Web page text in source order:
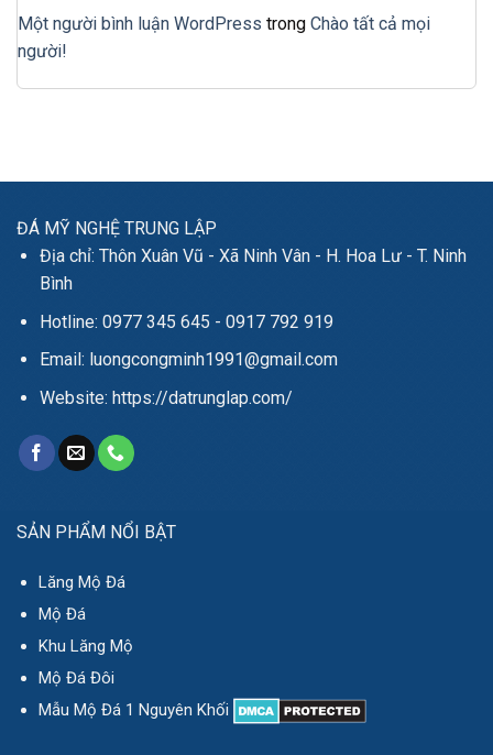
Một người bình luận WordPress trong Chào tất cả mọi
người!
ĐÁ MỸ NGHỆ TRUNG LẬP
Địa chỉ: Thôn Xuân Vũ - Xã Ninh Vân - H. Hoa Lư - T. Ninh
Bình
Hotline: 0977 345 645 - 0917 792 919
Email: luongcongminh1991@gmail.com
Website: https://datrunglap.com/
SẢN PHẨM NỔI BẬT
Lăng Mộ Đá
Mộ Đá
Khu Lăng Mộ
Mộ Đá Đôi
Mẫu Mộ Đá 1 Nguyên Khối